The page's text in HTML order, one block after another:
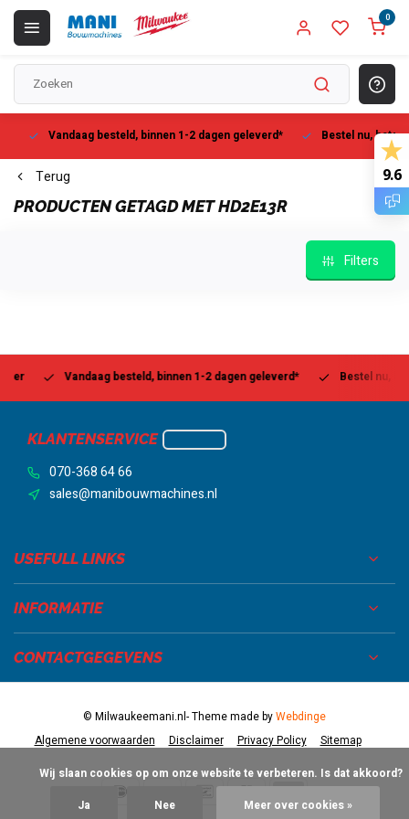
0
Vandaag besteld, binnen 1-2 dagen geleverd* Bestel nu, betaal
Terug
PRODUCTEN GETAGD MET HD2E13R
Filters
Vandaag besteld, binnen 1-2 dagen geleverd* Bestel nu, betaal
KLANTENSERVICE
070-368 64 66
sales@manibouwmachines.nl
USEFULL LINKS
INFORMATIE
CONTACTGEGEVENS
Algemene voorwaarden Disclaimer Privacy Policy Sitemap
© Milwaukeemani.nl- Theme made byWebdinge
9.6
Ja Nee Meer over cookies »